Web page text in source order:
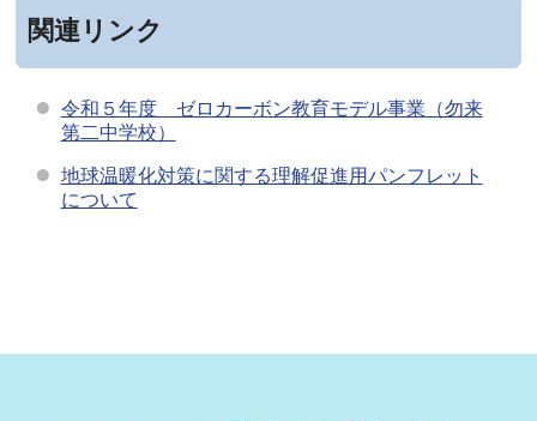
関連リンク
令和５年度 ゼロカーボン教育モデル事業（勿来
第二中学校）
地球温暖化対策に関する理解促進用パンフレット
について